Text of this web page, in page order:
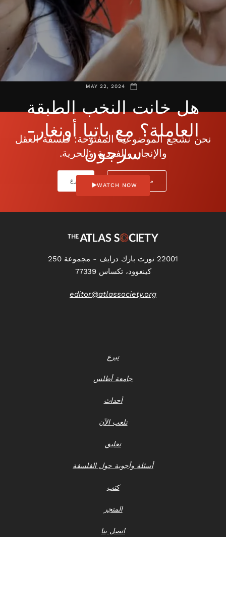
MAY 22, 2024
هل خانت النخب الطبقة
العاملة؟ مع باتيا أونغار-
سرجون
WATCH NOW
نحن نشجع الموضوعية المفتوحة: فلسفة العقل
والإنجاز والفردية والحرية.
معلومات عنا تبرع
22001 نورث بارك درايف - مجموعة 250
كينغوود، تكساس 77339
editor@atlassociety.org
تبرع
جامعة أطلس
أحداث
تلعب الآن
تعليق
أسئلة وأجوبة حول الفلسفة
كتب
المتجر
اتصل بنا